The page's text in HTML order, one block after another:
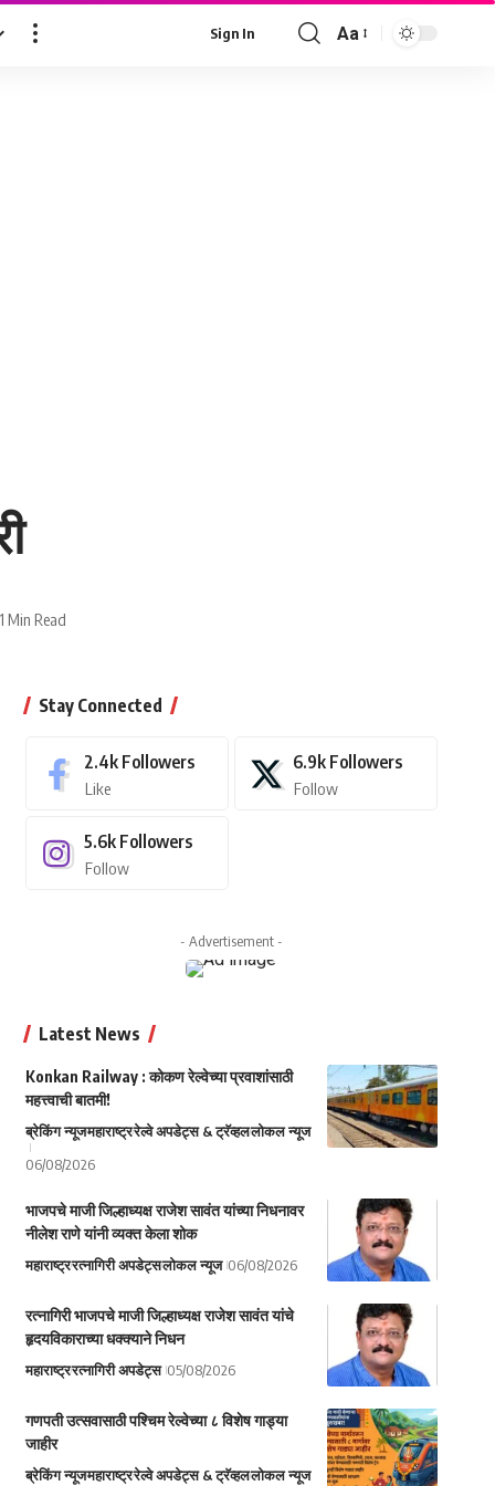
Sign In
Font
Aa
1 Min Read
Stay Connected
2.4k Followers
Like
6.9k Followers
Follow
5.6k Followers
Follow
- Advertisement -
Latest News
Konkan Railway : कोकण रेल्वेच्या प्रवाशांसाठी
महत्त्वाची बातमी!
ब्रेकिंग न्यूजमहाराष्ट्ररेल्वे अपडेट्स & ट्रॅव्हललोकल न्यूज
06/08/2026
भाजपचे माजी जिल्हाध्यक्ष राजेश सावंत यांच्या निधनावर
नीलेश राणे यांनी व्यक्त केला शोक
महाराष्ट्ररत्नागिरी अपडेट्सलोकल न्यूज 06/08/2026
रत्नागिरी भाजपचे माजी जिल्हाध्यक्ष राजेश सावंत यांचे
हृदयविकाराच्या धक्क्याने निधन
महाराष्ट्ररत्नागिरी अपडेट्स 05/08/2026
गणपती उत्सवासाठी पश्चिम रेल्वेच्या ८ विशेष गाड्या
जाहीर
ब्रेकिंग न्यूजमहाराष्ट्ररेल्वे अपडेट्स & ट्रॅव्हललोकल न्यूज